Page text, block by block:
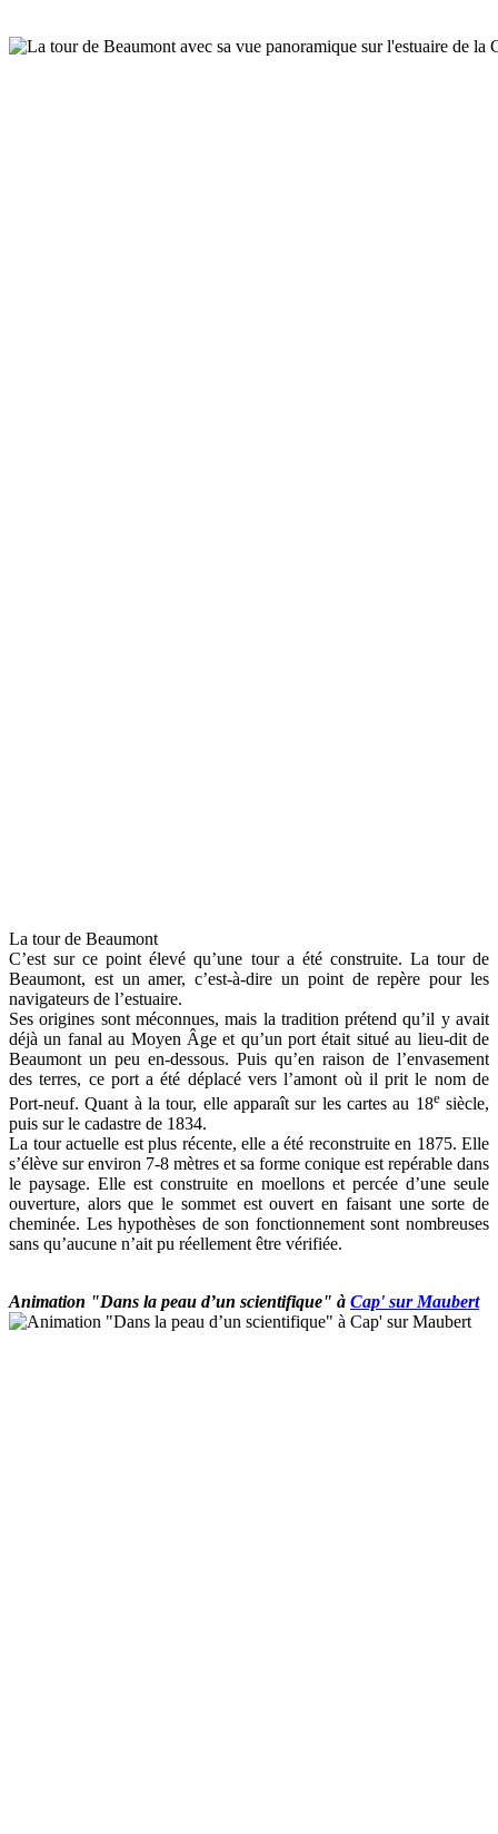
La tour de Beaumont
C’est sur ce point élevé qu’une tour a été construite. La tour de
Beaumont, est un amer, c’est-à-dire un point de repère pour les
navigateurs de l’estuaire.
Ses origines sont méconnues, mais la tradition prétend qu’il y avait
déjà un fanal au Moyen Âge et qu’un port était situé au lieu-dit de
Beaumont un peu en-dessous. Puis qu’en raison de l’envasement
des terres, ce port a été déplacé vers l’amont où il prit le nom de
Port-neuf. Quant à la tour, elle apparaît sur les cartes au 18esiècle,
puis sur le cadastre de 1834.
La tour actuelle est plus récente, elle a été reconstruite en 1875. Elle
s’élève sur environ 7-8 mètres et sa forme conique est repérable dans
le paysage. Elle est construite en moellons et percée d’une seule
ouverture, alors que le sommet est ouvert en faisant une sorte de
cheminée. Les hypothèses de son fonctionnement sont nombreuses
sans qu’aucune n’ait pu réellement être vérifiée.
Animation "Dans la peau d’un scientifique" à Cap' sur Maubert